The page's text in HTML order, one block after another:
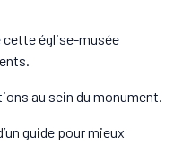
cette église-musée
au sein du monument.
guide pour mieux